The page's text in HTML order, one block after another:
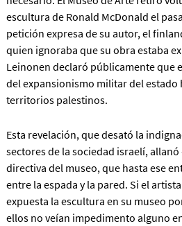
escultura de Ronald McDonald el
petición expresa de su autor, el
quien ignoraba que su obra estaba
Leinonen declaró públicamente que
del expansionismo militar del estado
territorios palestinos.
Esta revelación, que desató la
sectores de la sociedad israelí,
directiva del museo, que hasta ese
entre la espada y la pared. Si el
expuesta la escultura en su museo
ellos no veían impedimento alguno